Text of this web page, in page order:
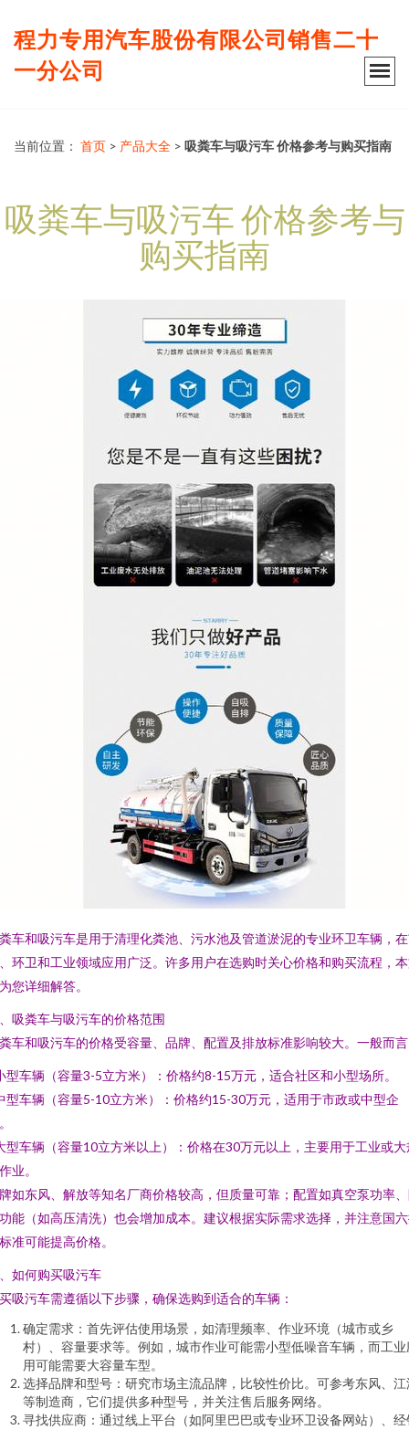
程力专用汽车股份有限公司销售二十
一分公司
当前位置： 首页 > 产品大全 > 吸粪车与吸污车 价格参考与购买指南
吸粪车与吸污车 价格参考与
购买指南
车和吸污车是用于清理化粪池、污水池及管道淤泥的专业环卫车辆，
环卫和工业领域应用广泛。许多用户在选购时关心价格和购买流程，
您详细解答。
吸粪车与吸污车的价格范围
车和吸污车的价格受容量、品牌、配置及排放标准影响较大。一般而
型车辆（容量3-5立方米）：价格约8-15万元，适合社区和小型场所。
型车辆（容量5-10立方米）：价格约15-30万元，适用于市政或中型企
型车辆（容量10立方米以上）：价格在30万元以上，主要用于工业或大
业。
如东风、解放等知名厂商价格较高，但质量可靠；配置如真空泵功率
能（如高压清洗）也会增加成本。建议根据实际需求选择，并注意国
准可能提高价格。
如何购买吸污车
吸污车需遵循以下步骤，确保选购到适合的车辆：
确定需求：首先评估使用场景，如清理频率、作业环境（城市或乡
村）、容量要求等。例如，城市作业可能需小型低噪音车辆，而工业
用可能需要大容量车型。
选择品牌和型号：研究市场主流品牌，比较性价比。可参考东风、江
等制造商，它们提供多种型号，并关注售后服务网络。
寻找供应商：通过线上平台（如阿里巴巴或专业环卫设备网站）、经